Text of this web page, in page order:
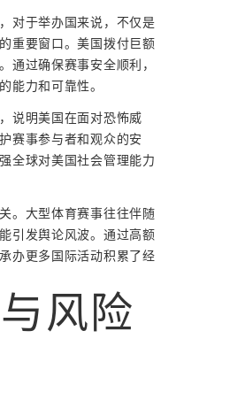
对于举办国来说，不仅是
重要窗口。美国拨付巨额
通过确保赛事安全顺利，
能力和可靠性。
说明美国在面对恐怖威
赛事参与者和观众的安
全球对美国社会管理能力
。大型体育赛事往往伴随
引发舆论风波。通过高额
办更多国际活动积累了经
风险